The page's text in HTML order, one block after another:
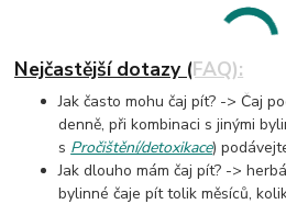
Nejčastější dotazy (FAQ):
Jak často mohu čaj pít? -> Čaj
denně, při kombinaci s jinými
s Pročištění/detoxikace)
Jak dlouho mám čaj pít? ->
bylinné čaje pít tolik měsíců,